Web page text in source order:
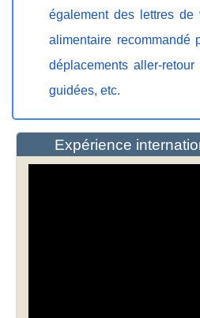
également des lettres
alimentaire recommandé
déplacements aller-
guidées, etc.
Expérience